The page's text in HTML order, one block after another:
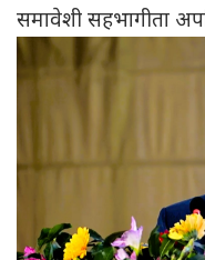
समावेशी सहभागीता